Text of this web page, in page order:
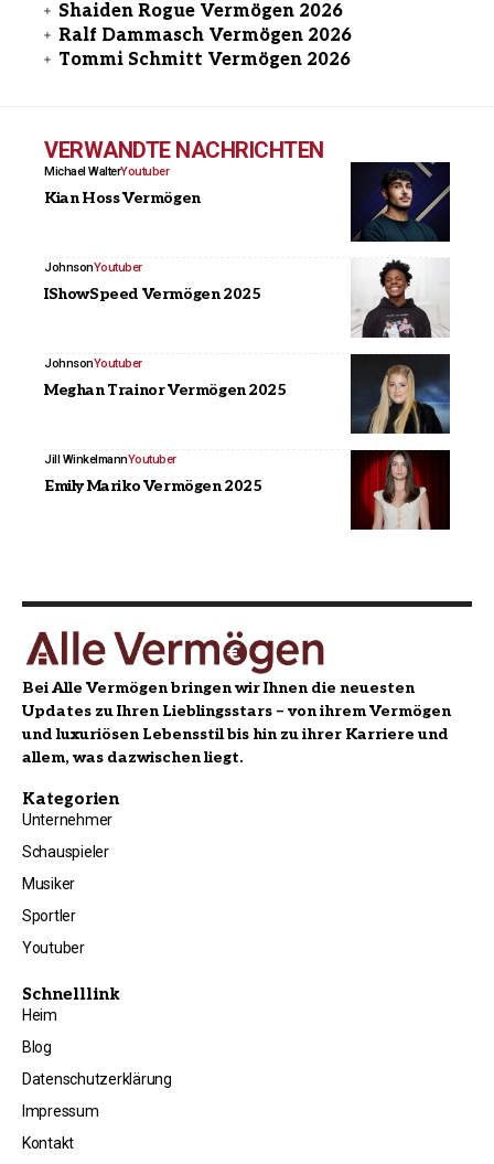
Shaiden Rogue Vermögen 2026
Ralf Dammasch Vermögen 2026
Tommi Schmitt Vermögen 2026
VERWANDTE NACHRICHTEN
Michael WalterYoutuber
Kian Hoss Vermögen
JohnsonYoutuber
IShowSpeed Vermögen 2025
JohnsonYoutuber
Meghan Trainor Vermögen 2025
Jill WinkelmannYoutuber
Emily Mariko Vermögen 2025
Bei Alle Vermögen bringen wir Ihnen die neuesten
Updates zu Ihren Lieblingsstars – von ihrem Vermögen
und luxuriösen Lebensstil bis hin zu ihrer Karriere und
allem, was dazwischen liegt.
Kategorien
Unternehmer
Schauspieler
Musiker
Sportler
Youtuber
Schnelllink
Heim
Blog
Datenschutzerklärung
Impressum
Kontakt